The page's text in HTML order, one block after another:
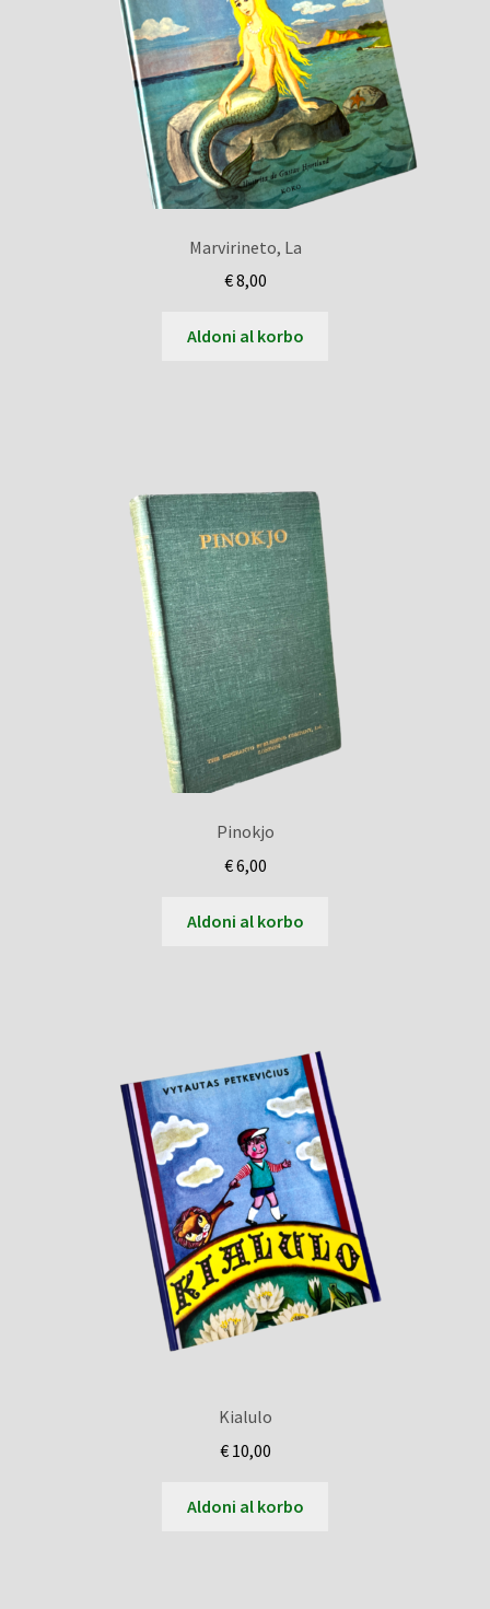
Marvirineto, La
€8,00
Aldoni al korbo
Pinokjo
€6,00
Aldoni al korbo
Kialulo
€10,00
Aldoni al korbo